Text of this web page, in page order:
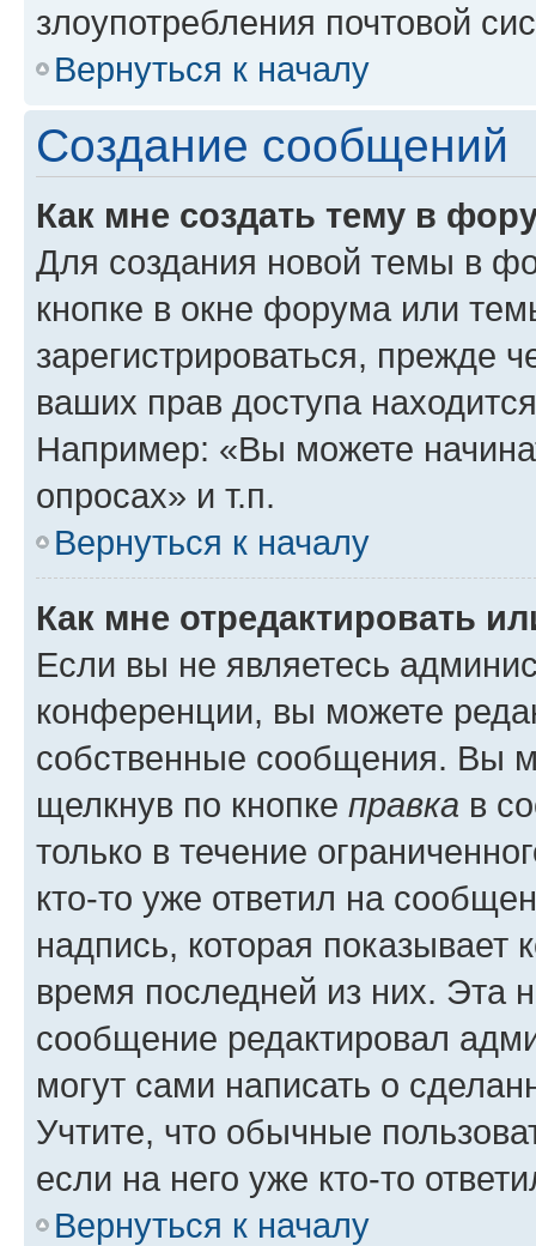
злоупотребления почтовой
Вернуться к началу
Создание сообщений
Как мне создать тему в
Для создания новой темы в
кнопке в окне форума или
зарегистрироваться, прежде
ваших прав доступа
Например: «Вы можете
опросах» и т.п.
Вернуться к началу
Как мне отредактировать
Если вы не являетесь
конференции, вы можете
собственные сообщения. Вы
щелкнув по кнопке правка в
только в течение
кто-то уже ответил на
надпись, которая показывает
время последней из них. Эта
сообщение редактировал
могут сами написать о
Учтите, что обычные
если на него уже кто-то
Вернуться к началу